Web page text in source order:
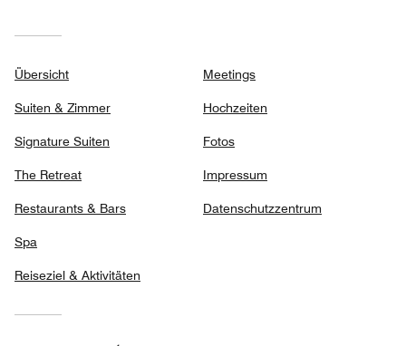
Übersicht
Suiten & Zimmer
Signature Suiten
The Retreat
Restaurants & Bars
Spa
Reiseziel & Aktivitäten
Meetings
Hochzeiten
Fotos
Impressum
Datenschutzzentrum